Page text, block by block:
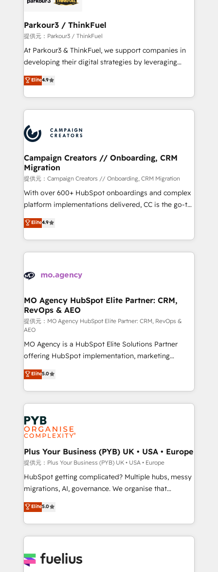
companies scale faster and smarter. 🔹 BOOMS:
Demand generation for all your buyers With BOOMS,
you invest in 100% of your buyers, accelerating your
growth and positioning yourself as an undisputed
transformation process A methodology designed to
implement HubSpot effectively and optimize your
record of business transformation, our growth-first
approach has helped brands dominate their
Parkour3 / ThinkFuel
提供元：Parkour3 / ThinkFuel
At Parkour3 & ThinkFuel, we support companies in
developing their digital strategies by leveraging
technologies and automating their marketing and
sales processes to generate growth. Our offer spans
from Strategy to Operations. We specialize in CRM
onboarding and implementation, web design, sales
extensive experience working with tech companies
and manufacturers since 2002, we are committed to
empowering our clients and developing their
autonomy. Get to grips with HubSpot through
guided implementation and seamless integration of
the CRM platform into your digital ecosystem. Would
you like support in deploying your inbound
to your needs and sales objectives. With 125+
certifications, we are part of the most certified
services are offered in both English & French.
Elite4.9
Campaign Creators // Onboarding, CRM
Migration
提供元：Campaign Creators // Onboarding, CRM Migration
With over 600+ HubSpot onboardings and complex
platform implementations delivered, CC is the go-to
Elite Solutions Partner for businesses ready to
migrate, replatform, and scale smarter. We specialize
in high-impact CRM and CMS migrations and
onboarding from platforms like Salesforce, NetSuite,
WordPress and legacy CRMs, turning fragmented
architectures that accelerate revenue operations and
performance. - Multi-object CRM migration, cleanup,
and implementation. - Pre-built and custom
integrations across your full tech stack. - Custom
object setup, CMS builds, and full-funnel automation.
- Dashboards, lifecycle campaigns, and lead
nurturing sequences. - Cross-hub setup across
Marketing, Sales, Operations, and Service Hubs. -
Ongoing optimization, managed support, and
scalable retainers. Let’s make HubSpot your most
powerful growth engine. Built to convert, scale, and
drive results.
Elite4.9
MO Agency HubSpot Elite Partner: CRM,
RevOps & AEO
提供元：MO Agency HubSpot Elite Partner: CRM, RevOps &
AEO
MO Agency is a HubSpot Elite Solutions Partner
offering HubSpot implementation, marketing
automation, CRM and RevOps consulting, data
architecture, sales enablement, lifecycle automation,
lead scoring and revenue reporting. HubSpot,
Salesforce and integrated enterprise stacks. Digital
Marketing, Answer Engine Optimisation, and
Generative Engine Optimisation (AI Search),
HubSpot Content Hub, WordPress development,
B2B SEO, paid media, and content. We work with
enterprise and growth-led companies across
technology, professional services, financial services
and industrial sectors. Offices in Johannesburg, Cape
implementations delivered. AI visibility coverage
across ChatGPT, Claude, Perplexity, Gemini and
Innovation HubSpot Impact Award - Platform
Migration Excellence HubSpot Impact Award -
Elite5.0
Plus Your Business (PYB) UK • USA • Europe
提供元：Plus Your Business (PYB) UK • USA • Europe
HubSpot getting complicated? Multiple hubs, messy
migrations, AI, governance. We organise that
complexity, so your team can put HubSpot to work...
Welcome to our Profile! We help with: • CRM
implementation, reports, workflows, and team
training • CRM migration from Salesforce, Pipedrive,
custom API integrations with ERP (and other
Elite5.0